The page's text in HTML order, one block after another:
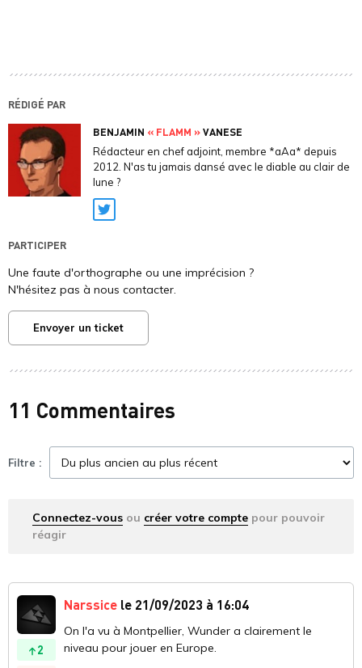
RÉDIGÉ PAR
BENJAMIN « FLAMM »VANESE
Rédacteur en chef adjoint, membre *aAa* depuis
2012. N'as tu jamais dansé avec le diable au clair de
lune ?
Twitter
PARTICIPER
Une faute d'orthographe ou une imprécision ?
N'hésitez pas à nous contacter.
Envoyer un ticket
11 Commentaires
Filtre :
Connectez-vous ou créer votre compte pour pouvoir
réagir
2
Narssice le 21/09/2023 à 16:04
On l'a vu à Montpellier, Wunder a clairement le
niveau pour jouer en Europe.